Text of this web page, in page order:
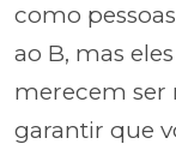
como
ao B, mas
merecem ser
garantir que